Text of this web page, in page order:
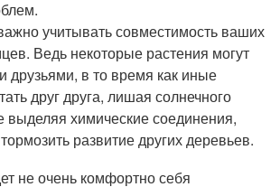
учитывать совместимость ваших
Ведь некоторые растения могут
друзьями, в то время как иные
друг друга, лишая солнечного
выделяя химические соединения,
развитие других деревьев.
не очень комфортно себя